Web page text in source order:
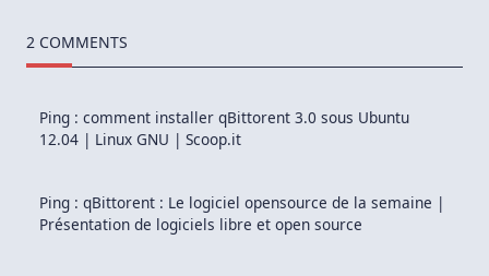
2 COMMENTS
Ping : comment installer qBittorent 3.0 sous Ubuntu
12.04 | Linux GNU | Scoop.it
Ping : qBittorent : Le logiciel opensource de la semaine |
Présentation de logiciels libre et open source